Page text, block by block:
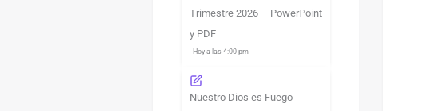
Trimestre 2026 – PowerPoint
y PDF
- Hoy a las 4:00 pm
Nuestro Dios es Fuego